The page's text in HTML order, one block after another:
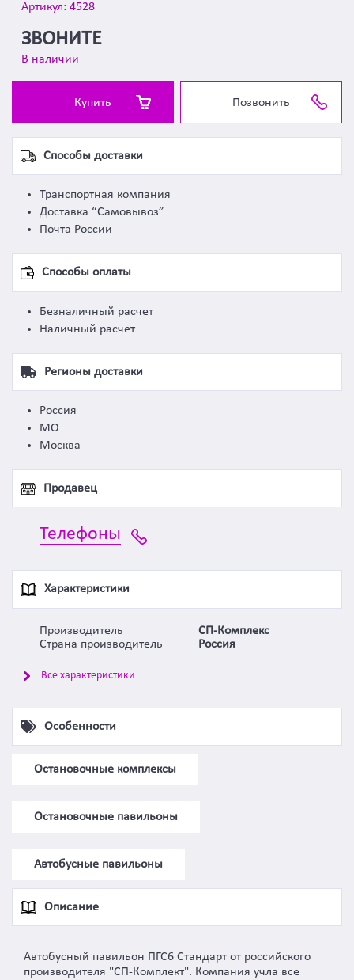
Артикул: 4528
ЗВОНИТЕ
В наличии
Купить Позвонить
Способы доставки
Транспортная компания
Доставка “Самовывоз”
Почта России
Способы оплаты
Безналичный расчет
Наличный расчет
Регионы доставки
Россия
МО
Москва
Продавец
Телефоны
Характеристики
Производитель
СП-Комплекс
Страна производитель
Россия
Все характеристики
Особенности
Остановочные комплексы
Остановочные павильоны
Автобусные павильоны
Описание
Автобусный павильон ПГС6 Стандарт от российского
производителя "СП-Комплект". Компания учла все